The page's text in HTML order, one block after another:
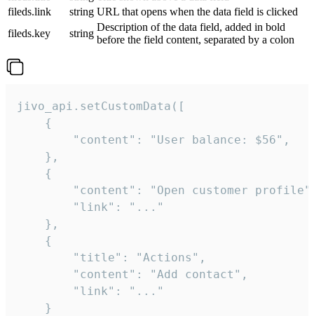
fileds.link
string URL that opens when the data field is clicked
fileds.key
string
Description of the data field, added in bold
before the field content, separated by a colon
jivo_api.setCustomData([
    {
        "content": "User balance: $56",
    },
    {
"content": "Open customer
        "link": "..."
    },
    {
        "title": "Actions",
        "content": "Add contact",
        "link": "..."
    }